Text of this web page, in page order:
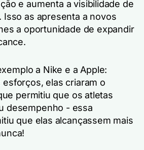
e aumenta a visibilidade de
Isso as apresenta a novos
a oportunidade de expandir
a Nike e a Apple:
elas criaram o
permitiu que os atletas
desempenho - essa
que elas alcançassem mais